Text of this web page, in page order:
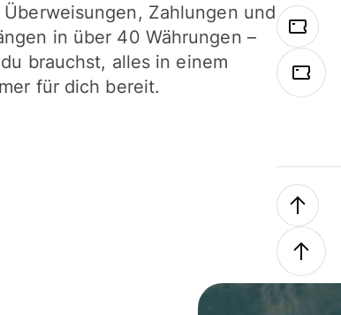
Zahlungen und
in über 40 Währungen –
brauchst, alles in einem
für dich bereit.